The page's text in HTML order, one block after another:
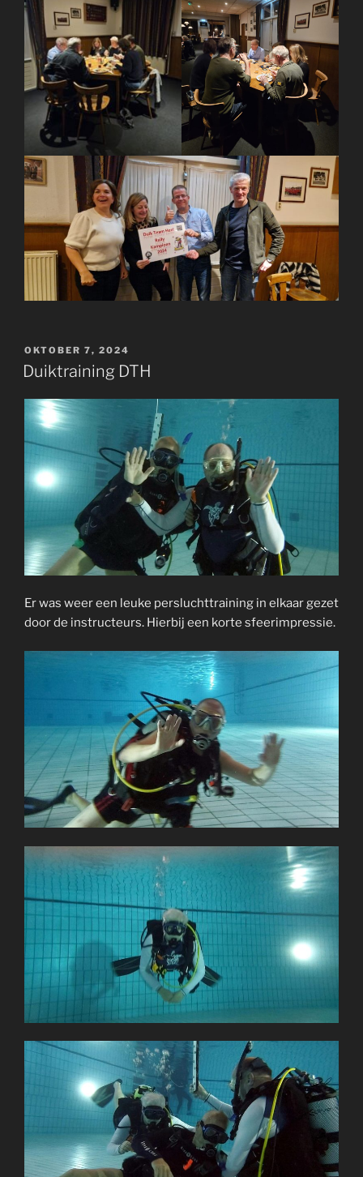
GEPLAATST
OP
OKTOBER 7, 2024
Duiktraining DTH
Er was weer een leuke persluchttraining in elkaar gezet
door de instructeurs. Hierbij een korte sfeerimpressie.